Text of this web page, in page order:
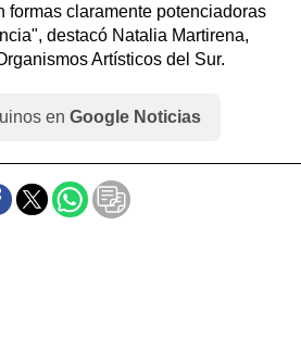
formas claramente potenciadoras
destacó Natalia Martirena,
Artísticos del Sur.
en Google Noticias